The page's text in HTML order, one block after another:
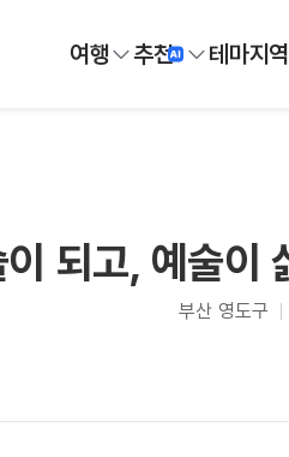
여행 추천 테마지역
되고, 예술이
부산 영도구